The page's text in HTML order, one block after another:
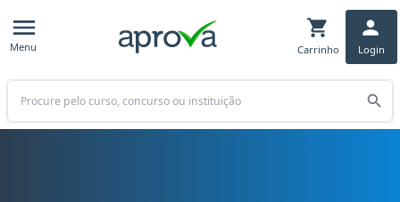
Menu Carrinho Login
Buscar